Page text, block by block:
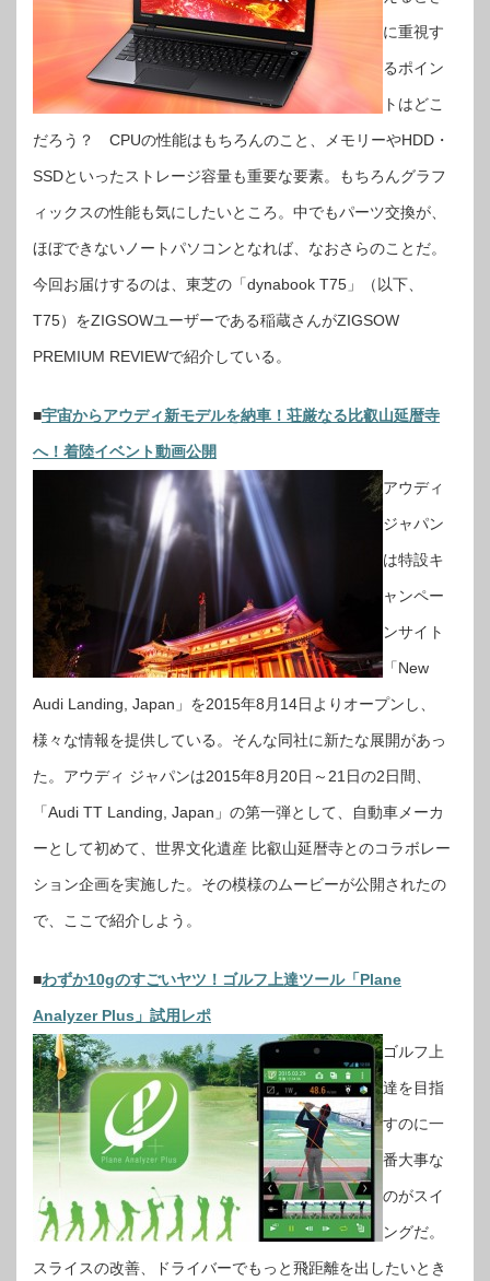
に重視す
るポイン
トはどこ
だろう？ CPUの性能はもちろんのこと、メモリーやHDD・
SSDといったストレージ容量も重要な要素。もちろんグラフ
ィックスの性能も気にしたいところ。中でもパーツ交換が、
ほぼできないノートパソコンとなれば、なおさらのことだ。
今回お届けするのは、東芝の「dynabook T75」（以下、
T75）をZIGSOWユーザーである稲蔵さんがZIGSOW
PREMIUM REVIEWで紹介している。
■宇宙からアウディ新モデルを納車！荘厳なる比叡山延暦寺
へ！着陸イベント動画公開
アウディ
ジャパン
は特設キ
ャンペー
ンサイト
「New
Audi Landing, Japan」を2015年8月14日よりオープンし、
様々な情報を提供している。そんな同社に新たな展開があっ
た。アウディ ジャパンは2015年8月20日～21日の2日間、
「Audi TT Landing, Japan」の第一弾として、自動車メーカ
ーとして初めて、世界文化遺産 比叡山延暦寺とのコラボレー
ション企画を実施した。その模様のムービーが公開されたの
で、ここで紹介しよう。
■わずか10gのすごいヤツ！ゴルフ上達ツール「Plane
Analyzer Plus」試用レポ
ゴルフ上
達を目指
すのに一
番大事な
のがスイ
ングだ。
スライスの改善、ドライバーでもっと飛距離を出したいとき